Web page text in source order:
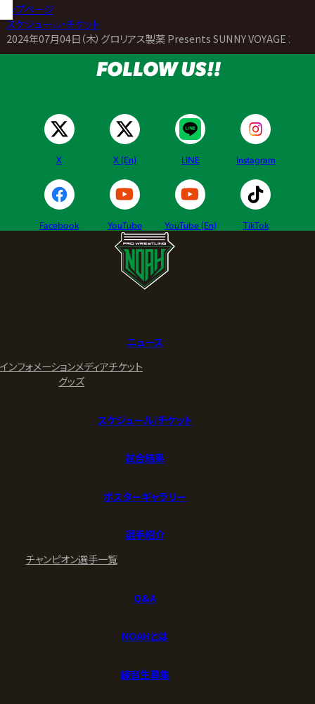
トップページ
>スケジュール・チケット
2024年07月04日（木）グロリアス製薬 Presents SUNNY VOYAGE 2024
FOLLOW US!!
X X (En) LINE Instagram
Facebook YouTube YouTube (En) TikTok
ニュース
インフォメーションメディアチケット
グッズ
スケジュール/チケット
試合結果
ポスターギャラリー
選手紹介
チャンピオン選手一覧
Q&A
NOAHとは
練習生募集